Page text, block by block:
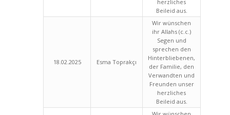
herzliches
Beileid aus.
18.02.2025 Esma Toprakçı
Wir wünschen
ihr Allahs (c.c.)
Segen und
sprechen den
Hinterbliebenen,
der Familie, den
Verwandten und
Freunden unser
herzliches
Beileid aus.